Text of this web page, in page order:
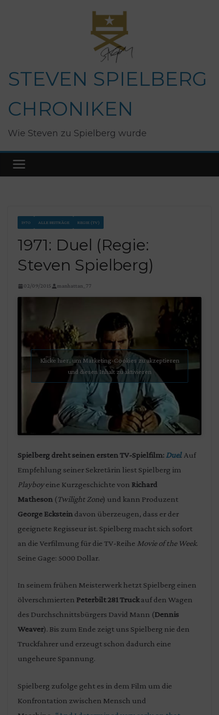
STEVEN SPIELBERG
CHRONIKEN
Wie Steven zu Spielberg wurde
1970 ALLE BEITRÄGE REGIE (TV)
1971: Duel (Regie:
Steven Spielberg)
02/09/2015 manhattan_77
Klicke hier, um Marketing-Cookies zu akzeptieren
und diesen Inhalt zu aktivieren
Spielberg dreht seinen ersten TV-Spielfilm: Duel. Auf
Empfehlung seiner Sekretärin liest Spielberg im
Playboyeine Kurzgeschichte von Richard
Matheson (Twilight Zone) und kann Produzent
George Eckstein davon überzeugen, dass er der
geeignete Regisseur ist. Spielberg macht sich sofort
an die Verfilmung für die TV-Reihe Movie of the Week.
Seine Gage: 5000 Dollar.
In seinem frühen Meisterwerk hetzt Spielberg einen
ölverschmierten Peterbilt 281 Truckauf den Wagen
des Durchschnittsbürgers David Mann (Dennis
Weaver). Bis zum Ende zeigt uns Spielberg nie den
Truckfahrer und erzeugt schon dadurch eine
ungeheure Spannung.
Spielberg zufolge geht es in dem Film um die
Konfrontation zwischen Mensch und